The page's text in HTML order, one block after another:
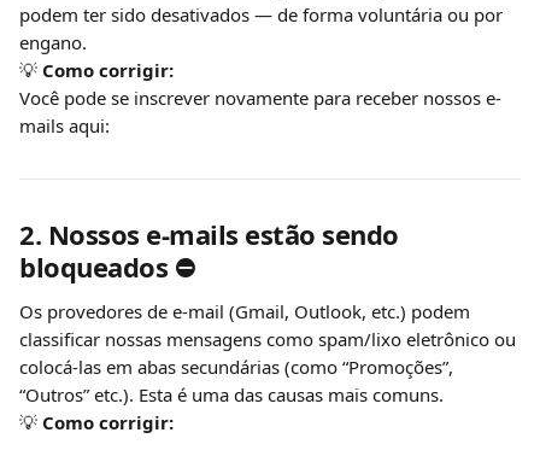
podem ter sido desativados — de forma voluntária ou por
engano.
💡 Como corrigir:
Você pode se inscrever novamente para receber nossos e-
mails aqui:
2. Nossos e-mails estão sendo
bloqueados ⛔️
Os provedores de e-mail (Gmail, Outlook, etc.) podem
classificar nossas mensagens como spam/lixo eletrônico ou
colocá-las em abas secundárias (como “Promoções”,
“Outros” etc.). Esta é uma das causas mais comuns.
💡 Como corrigir: